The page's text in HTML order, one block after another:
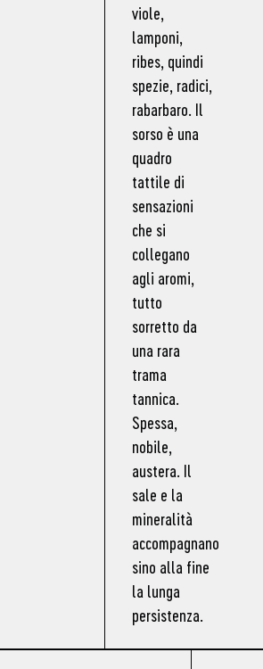
viole,
lamponi,
ribes, quindi
spezie, radici,
rabarbaro. Il
sorso è una
quadro
tattile di
sensazioni
che si
collegano
agli aromi,
tutto
sorretto da
una rara
trama
tannica.
Spessa,
nobile,
austera. Il
sale e la
mineralità
accompagnano
sino alla fine
la lunga
persistenza.